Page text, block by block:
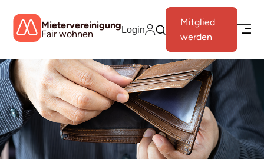
Mietervereinigung
Fair wohnen Login
Mitglied
werden